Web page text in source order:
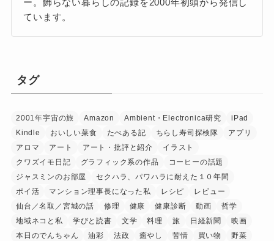
ています。
タグ
2001年宇宙の旅 Amazon Ambient・Electronica研究
iPad
Kindle
おいしい菜食 たべある記 ちらし寿司探検隊
アプリ
アロマ
アート アート・批評と紹介
イラスト
クワズイモ日記
グラフィック系の作品
コーヒーの話題
ジャスミンのお部屋
セクハラ、パワハラに耐えた１０年間
ポイ活
マンション理事長になった私 レシピ
レビュー
仙台／名取／宮城の話
修理 健康 健康診断 動画
哲学
地域ネコと私
学びと読書 文学 料理 旅 日経新聞
映画
本日のでんちゃん
油彩 法政 癒やし 苦情 買い物
野菜